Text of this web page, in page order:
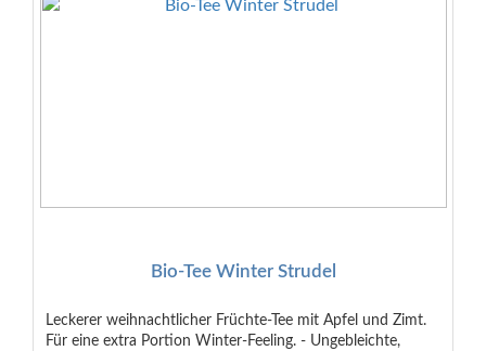
Bio-Tee Winter Strudel
Leckerer weihnachtlicher Früchte-Tee mit Apfel und Zimt.
Für eine extra Portion Winter-Feeling. - Ungebleichte,